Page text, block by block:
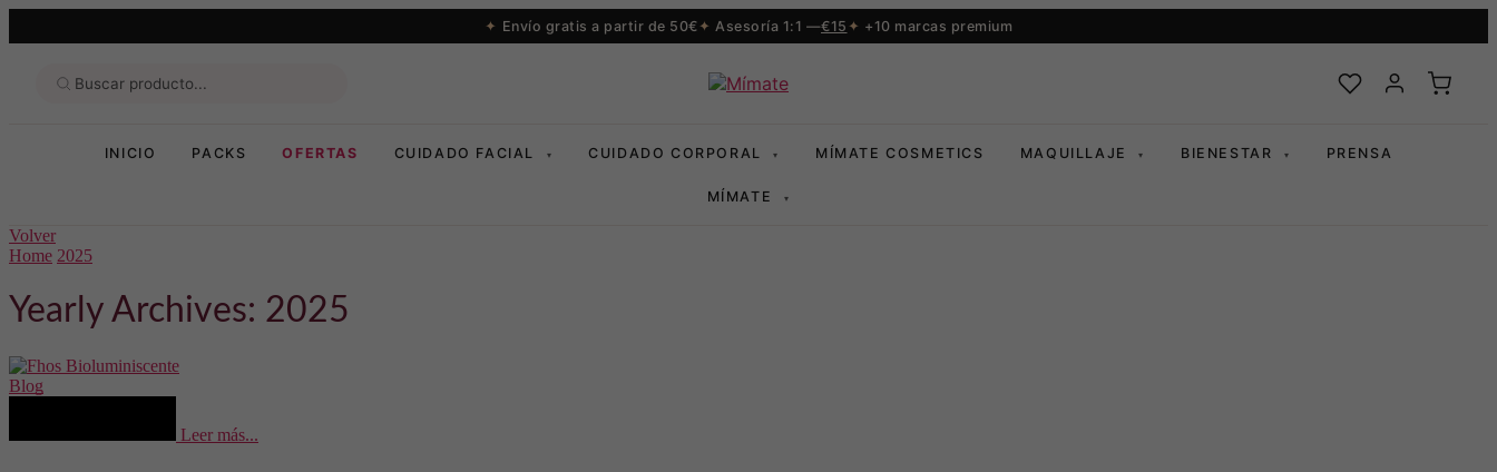
Envío gratis a partir de 50€ Asesoría 1:1 —€15 +10 marcas premium
INICIO PACKS OFERTAS CUIDADO FACIAL ▾ CUIDADO CORPORAL ▾ MÍMATE COSMETICS MAQUILLAJE ▾ BIENESTAR ▾ PRENSA
MÍMATE ▾
Volver
Home 2025
Yearly Archives: 2025
Blog
Leer más...